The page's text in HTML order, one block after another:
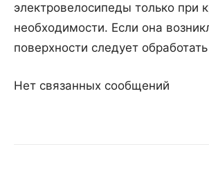
электровелосипеды только при
необходимости. Если она
поверхности следует
Нет связанных сообщений